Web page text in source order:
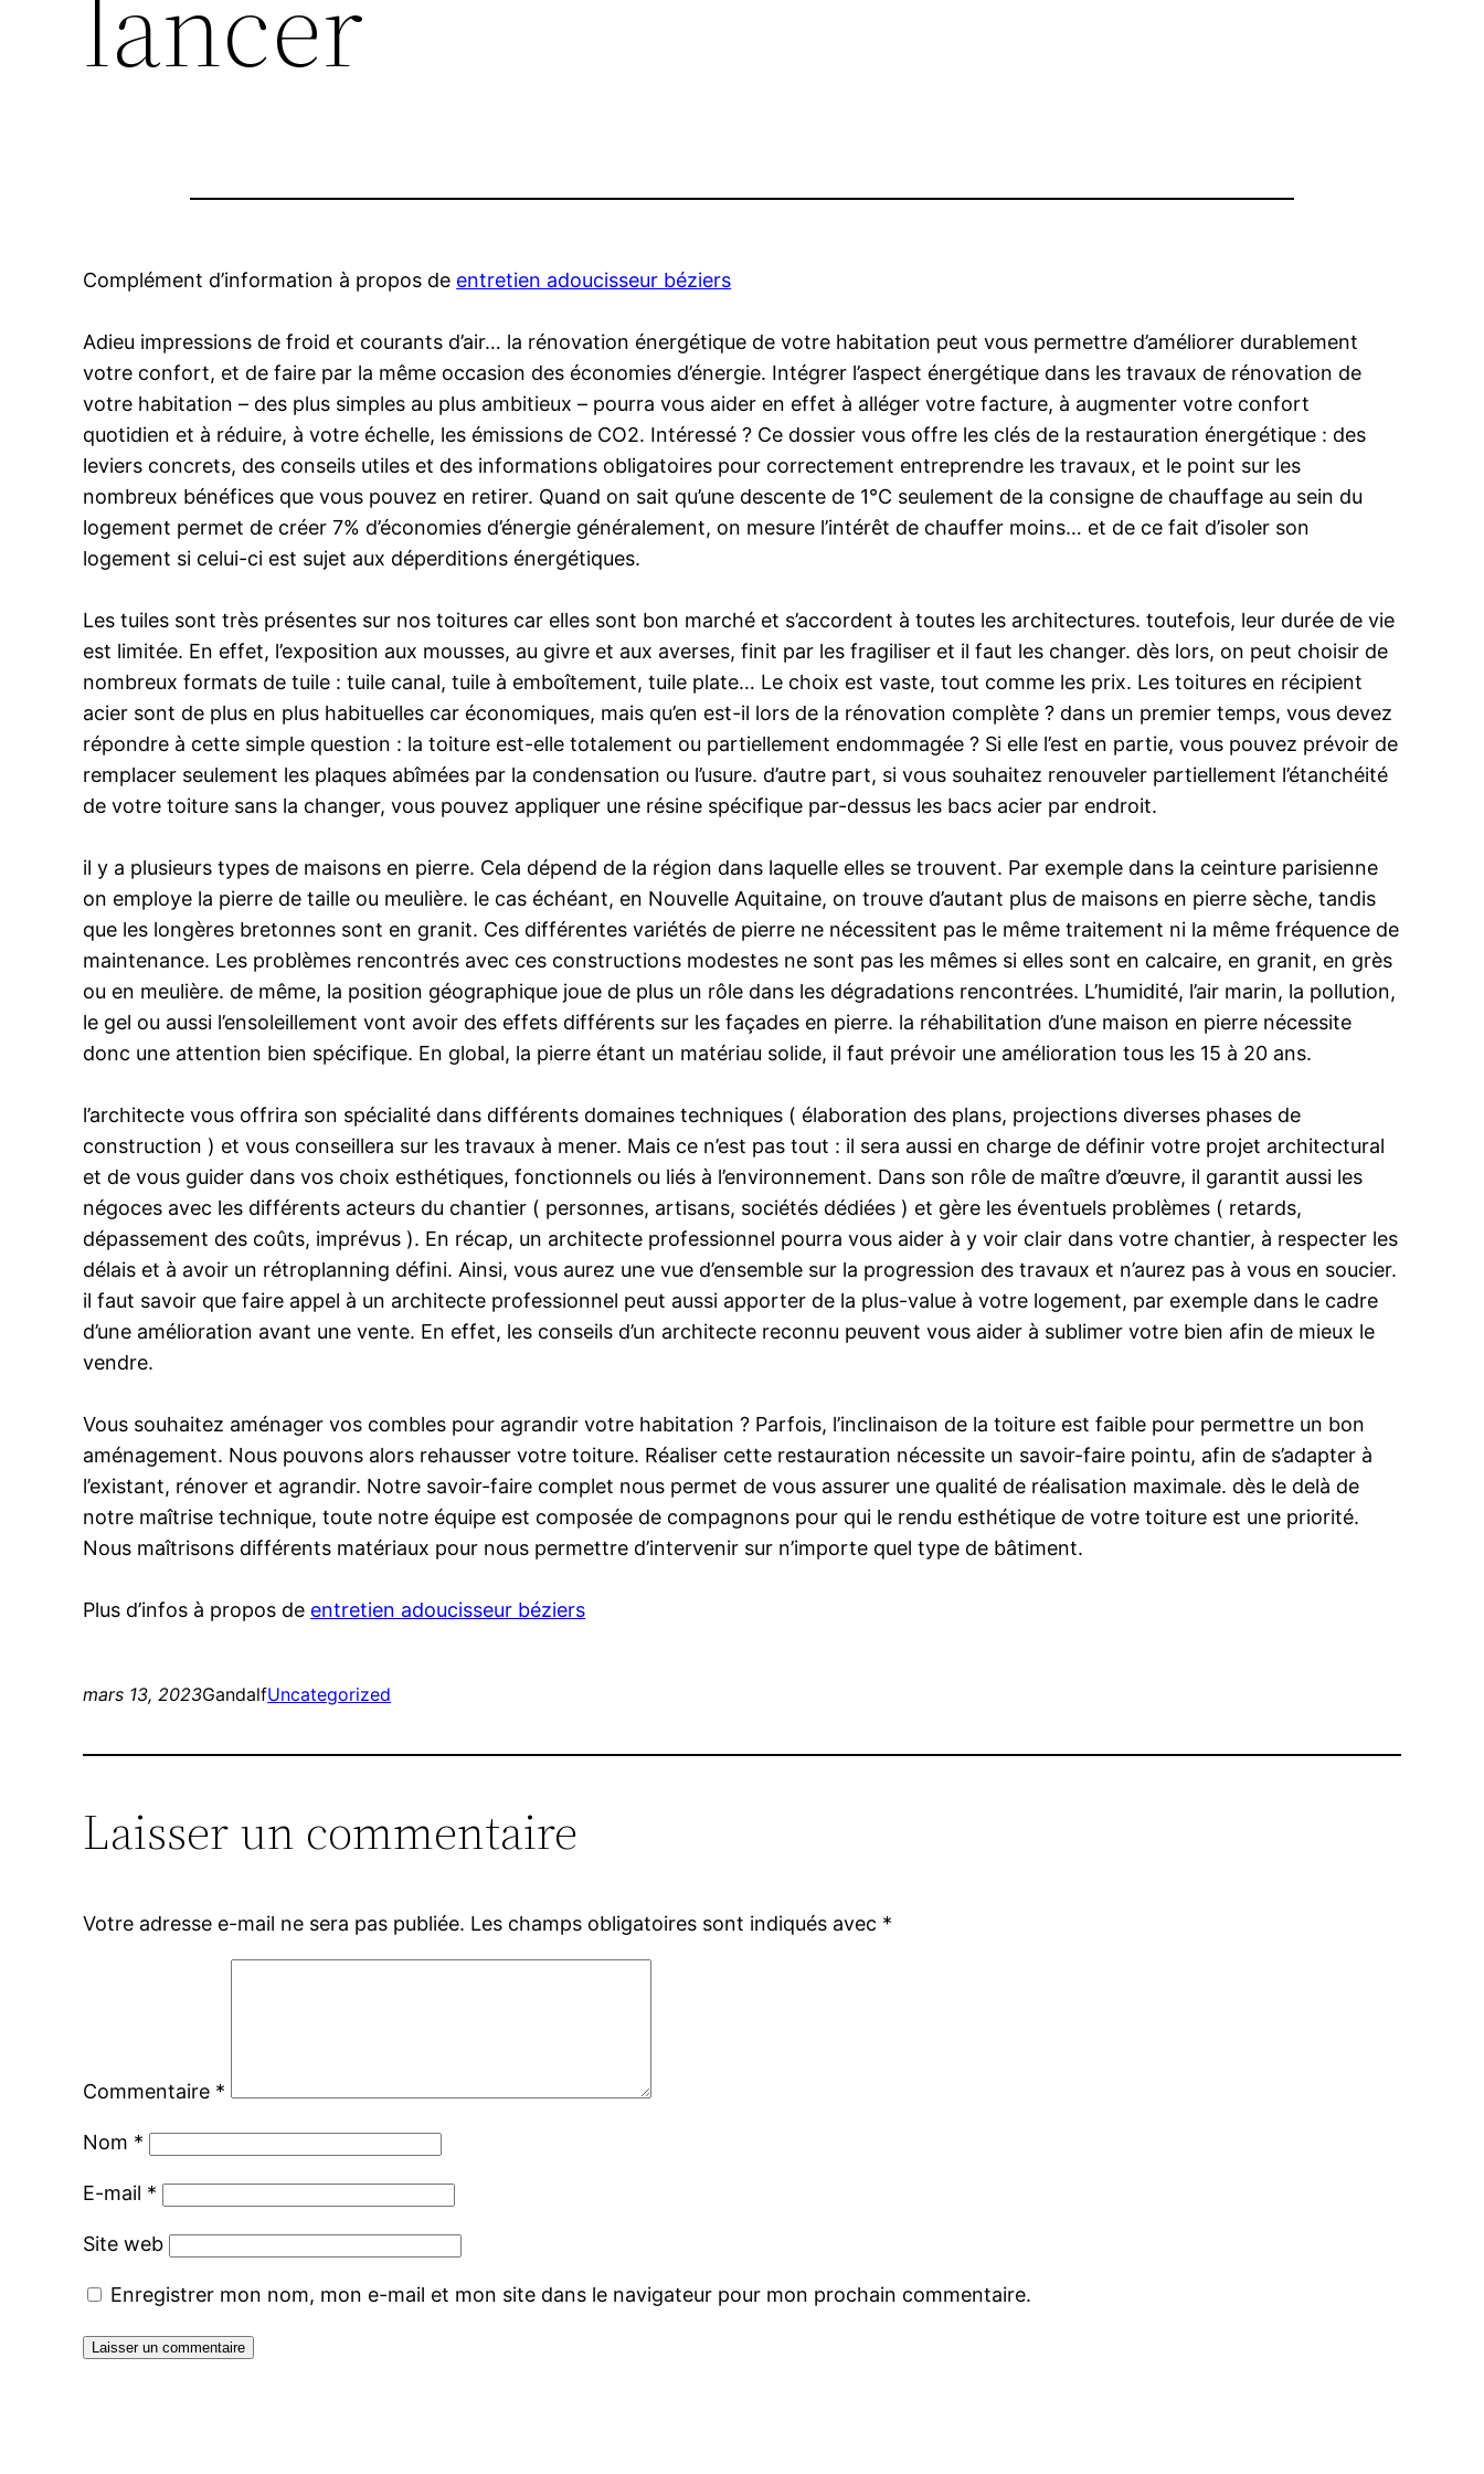
Complément d’information à propos de entretien adoucisseur béziers
Adieu impressions de froid et courants d’air… la rénovation énergétique de votre habitation peut vous permettre d’améliorer durablement
votre confort, et de faire par la même occasion des économies d’énergie. Intégrer l’aspect énergétique dans les travaux de rénovation de
votre habitation – des plus simples au plus ambitieux – pourra vous aider en effet à alléger votre facture, à augmenter votre confort
quotidien et à réduire, à votre échelle, les émissions de CO2. Intéressé ? Ce dossier vous offre les clés de la restauration énergétique : des
leviers concrets, des conseils utiles et des informations obligatoires pour correctement entreprendre les travaux, et le point sur les
nombreux bénéfices que vous pouvez en retirer. Quand on sait qu’une descente de 1°C seulement de la consigne de chauffage au sein du
logement permet de créer 7% d’économies d’énergie généralement, on mesure l’intérêt de chauffer moins… et de ce fait d’isoler son
logement si celui-ci est sujet aux déperditions énergétiques.
Les tuiles sont très présentes sur nos toitures car elles sont bon marché et s’accordent à toutes les architectures. toutefois, leur durée de vie
est limitée. En effet, l’exposition aux mousses, au givre et aux averses, finit par les fragiliser et il faut les changer. dès lors, on peut choisir de
nombreux formats de tuile : tuile canal, tuile à emboîtement, tuile plate… Le choix est vaste, tout comme les prix. Les toitures en récipient
acier sont de plus en plus habituelles car économiques, mais qu’en est-il lors de la rénovation complète ? dans un premier temps, vous devez
répondre à cette simple question : la toiture est-elle totalement ou partiellement endommagée ? Si elle l’est en partie, vous pouvez prévoir de
remplacer seulement les plaques abîmées par la condensation ou l’usure. d’autre part, si vous souhaitez renouveler partiellement l’étanchéité
de votre toiture sans la changer, vous pouvez appliquer une résine spécifique par-dessus les bacs acier par endroit.
il y a plusieurs types de maisons en pierre. Cela dépend de la région dans laquelle elles se trouvent. Par exemple dans la ceinture parisienne
on employe la pierre de taille ou meulière. le cas échéant, en Nouvelle Aquitaine, on trouve d’autant plus de maisons en pierre sèche, tandis
que les longères bretonnes sont en granit. Ces différentes variétés de pierre ne nécessitent pas le même traitement ni la même fréquence de
maintenance. Les problèmes rencontrés avec ces constructions modestes ne sont pas les mêmes si elles sont en calcaire, en granit, en grès
ou en meulière. de même, la position géographique joue de plus un rôle dans les dégradations rencontrées. L’humidité, l’air marin, la pollution,
le gel ou aussi l’ensoleillement vont avoir des effets différents sur les façades en pierre. la réhabilitation d’une maison en pierre nécessite
donc une attention bien spécifique. En global, la pierre étant un matériau solide, il faut prévoir une amélioration tous les 15 à 20 ans.
l’architecte vous offrira son spécialité dans différents domaines techniques ( élaboration des plans, projections diverses phases de
construction ) et vous conseillera sur les travaux à mener. Mais ce n’est pas tout : il sera aussi en charge de définir votre projet architectural
et de vous guider dans vos choix esthétiques, fonctionnels ou liés à l’environnement. Dans son rôle de maître d’œuvre, il garantit aussi les
négoces avec les différents acteurs du chantier ( personnes, artisans, sociétés dédiées ) et gère les éventuels problèmes ( retards,
dépassement des coûts, imprévus ). En récap, un architecte professionnel pourra vous aider à y voir clair dans votre chantier, à respecter les
délais et à avoir un rétroplanning défini. Ainsi, vous aurez une vue d’ensemble sur la progression des travaux et n’aurez pas à vous en soucier.
il faut savoir que faire appel à un architecte professionnel peut aussi apporter de la plus-value à votre logement, par exemple dans le cadre
d’une amélioration avant une vente. En effet, les conseils d’un architecte reconnu peuvent vous aider à sublimer votre bien afin de mieux le
vendre.
Vous souhaitez aménager vos combles pour agrandir votre habitation ? Parfois, l’inclinaison de la toiture est faible pour permettre un bon
aménagement. Nous pouvons alors rehausser votre toiture. Réaliser cette restauration nécessite un savoir-faire pointu, afin de s’adapter à
l’existant, rénover et agrandir. Notre savoir-faire complet nous permet de vous assurer une qualité de réalisation maximale. dès le delà de
notre maîtrise technique, toute notre équipe est composée de compagnons pour qui le rendu esthétique de votre toiture est une priorité.
Nous maîtrisons différents matériaux pour nous permettre d’intervenir sur n’importe quel type de bâtiment.
Plus d’infos à propos de entretien adoucisseur béziers
mars 13, 2023GandalfUncategorized
Laisser un commentaire
Votre adresse e-mail ne sera pas publiée. Les champs obligatoires sont indiqués avec *
Commentaire *
Nom *
E-mail *
Site web
Enregistrer mon nom, mon e-mail et mon site dans le navigateur pour mon prochain commentaire.